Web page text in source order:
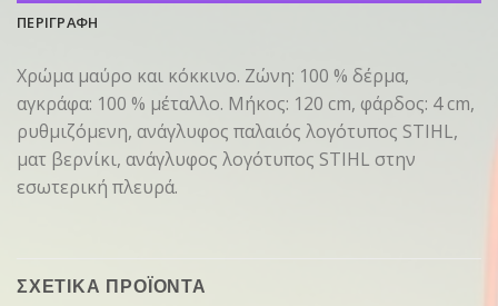
ΠΕΡΙΓΡΑΦΗ
Χρώμα μαύρο και κόκκινο. Ζώνη: 100 % δέρμα,
αγκράφα: 100 % μέταλλο. Μήκος: 120 cm, φάρδος: 4 cm,
ρυθμιζόμενη, ανάγλυφος παλαιός λογότυπος STIHL,
ματ βερνίκι, ανάγλυφος λογότυπος STIHL στην
εσωτερική πλευρά.
ΣΧΕΤΙΚΑ ΠΡΟΪΟΝΤΑ